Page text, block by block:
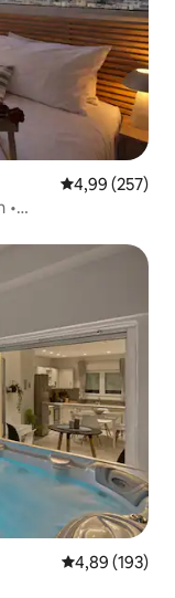
Միջին
4,99 (257)
•
Միջին
4,89 (193)